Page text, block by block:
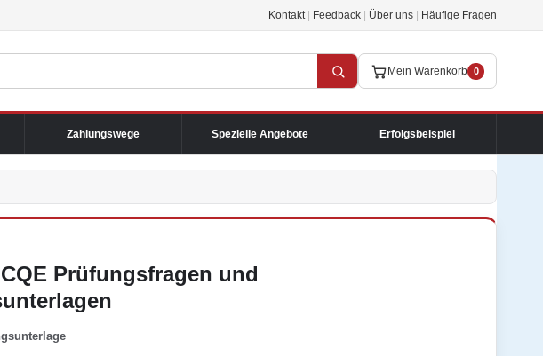
Kontakt Feedback Über uns Häufige Fragen
Mein Warenkorb 0
Zahlungswege Spezielle Angebote Erfolgsbeispiel
Prüfungsfragen und